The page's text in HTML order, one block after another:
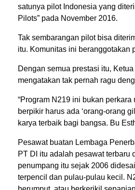
satunya pilot Indonesia yang
Pilots” pada November 2016.
Tak sembarangan pilot bisa
itu. Komunitas ini beranggotakan
Dengan semua prestasi itu,
mengatakan tak pernah ragu
“Program N219 ini bukan
berpikir harus ada ‘orang-orang
karya terbaik bagi bangsa. Bu
Pesawat buatan Lembaga
PT DI itu adalah pesawat terbaru
penumpang itu sejak 2006
terpencil dan pulau-pulau kecil.